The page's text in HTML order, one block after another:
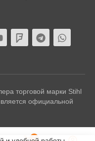
торговой марки Stihl
официальной